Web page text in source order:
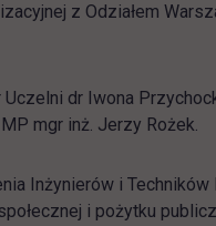
z Odziałem
dr Iwona
mgr inż. Jerzy Rożek.
Inżynierów i
i pożytku